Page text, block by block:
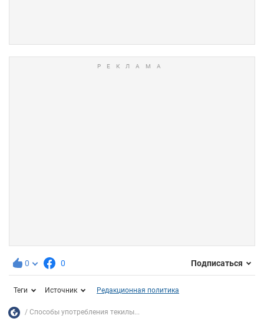
0 0 Подписаться
Теги Источник Редакционная политика
Способы употребления текилы...